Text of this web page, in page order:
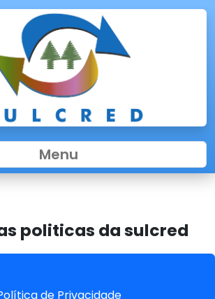
Menu
politicas da sulcred
de Privacidade